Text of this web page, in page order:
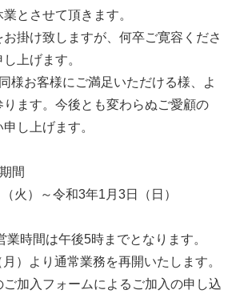
とさせて頂きます。
掛け致しますが、何卒ご寛容くださ
上げます。
様お客様にご満足いただける様、よ
ります。今後とも変わらぬご愛顧の
し上げます。
間
火）～令和3年1月3日（日）
時間は午後5時までとなります。
）より通常業務を再開いたします。
ご加入フォームによるご加入の申し込